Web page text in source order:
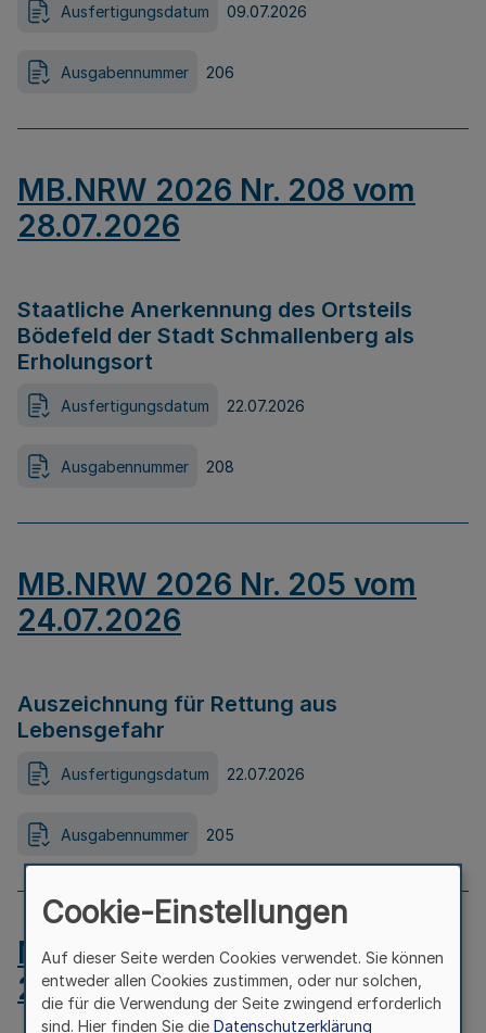
Ausfertigungsdatum 09.07.2026
Ausgabennummer 206
MB.NRW 2026 Nr. 208 vom
28.07.2026
Staatliche Anerkennung des Ortsteils
Bödefeld der Stadt Schmallenberg als
Erholungsort
Ausfertigungsdatum 22.07.2026
Ausgabennummer 208
MB.NRW 2026 Nr. 205 vom
24.07.2026
Auszeichnung für Rettung aus
Lebensgefahr
Ausfertigungsdatum 22.07.2026
Ausgabennummer 205
MB.NRW 2026 Nr. 204 vom
24.07.2026
Cookie-Einstellungen
Auf dieser Seite werden Cookies verwendet. Sie können
entweder allen Cookies zustimmen, oder nur solchen,
die für die Verwendung der Seite zwingend erforderlich
sind. Hier finden Sie die Datenschutzerklärung